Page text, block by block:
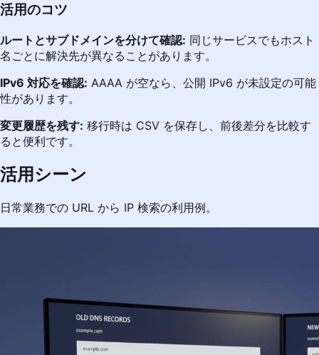
活用のコツ
ルートとサブドメインを分けて確認: 同じサービスでもホスト
名ごとに解決先が異なることがあります。
IPv6 対応を確認: AAAA が空なら、公開 IPv6 が未設定の可能
性があります。
変更履歴を残す: 移行時は CSV を保存し、前後差分を比較す
ると便利です。
活用シーン
日常業務での URL から IP 検索の利用例。